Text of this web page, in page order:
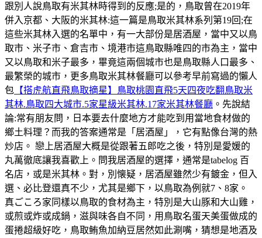
跟別人說鳥取有米其林時得到的反應;是的，鳥取曾在2019年
併入京都、大阪的米其林:這一篇是鳥取米其林系列第19回;在
這些米其林入選的名單中，有一大部份是居酒屋，當中又以鳥
取市、米子市、倉吉市、境港市這鳥取縣唯四的市為主，當中
又以鳥取和米子最多，畢竟這兩個城市也是鳥取縣人口最多、
最繁榮的城市，更多鳥取米其林餐廳可以參考早前寫過的懶人
包 【搭虎航直飛鳥取摘星】鳥取桃園直飛5天四夜吃翻鳥取米
其林.鳥取四大城市.5家星級米其林.17家米其林餐廳 。先說結
論:常有朋友問，日本要去什麼地方才能吃到用當地食材做的
鄉土料理？而我的答案通常是「居酒屋」，它有點像台灣的熱
炒店。 戀上居酒屋大概是從跟著五郎吃之後，特別是愛媛的
丸萬徹底讓我喜歡上。問我居酒屋的選擇，通常是tabelog 百
名店，或是米其林。對，別懐疑，居酒屋雖然少有鍍金，但入
選、必比登還真不少，尤其是鄉下，以鳥取為例就7、8家。
真ごころ家同樣以鳥取的食材為主，特別是大山豚和大山雞，
或煎或炸或成鍋，滋與味各自不同，用鳥取名蛋天美蛋做成的
蛋捲超級好吃，鳥取鲔魚加納豆居然如此涮嘴，猜想是地酒及